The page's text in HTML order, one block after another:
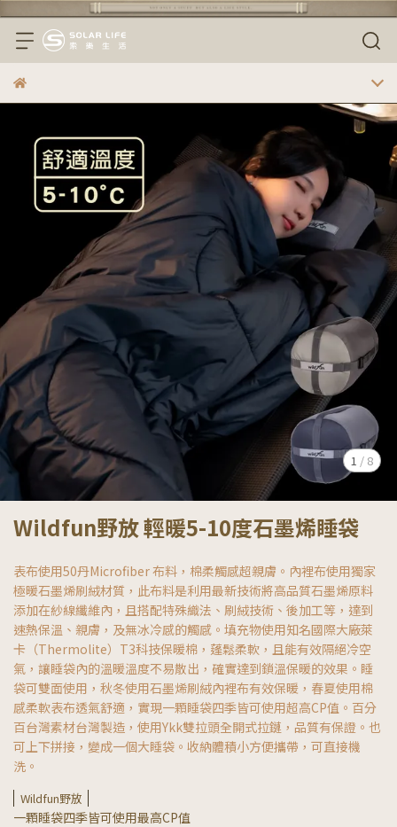
1 / 8
Wildfun野放 輕暖5-10度石墨烯睡袋
表布使用50丹Microfiber 布料，棉柔觸感超親膚。內裡布使用獨家
極暖石墨烯刷絨材質，此布料是利用最新技術將高品質石墨烯原料
添加在紗線纖維內，且搭配特殊織法、刷絨技術、後加工等，達到
速熱保溫、親膚，及無冰冷感的觸感。填充物使用知名國際大廠萊
卡（Thermolite）T3科技保暖棉，蓬鬆柔軟，且能有效隔絕冷空
氣，讓睡袋內的溫暖溫度不易散出，確實達到鎖溫保暖的效果。睡
袋可雙面使用，秋冬使用石墨烯刷絨內裡布有效保暖，春夏使用棉
感柔軟表布透氣舒適，實現一顆睡袋四季皆可使用超高CP值。百分
百台灣素材台灣製造，使用Ykk雙拉頭全開式拉鏈，品質有保證。也
可上下拼接，變成一個大睡袋。收納體積小方便攜帶，可直接機
洗。
Wildfun野放
一顆睡袋四季皆可使用最高CP值